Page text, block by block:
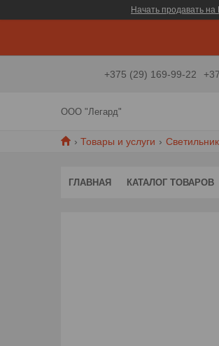
Начать продавать на
+375 (29) 169-99-22
ООО "Легард"
Товары и услуги
ГЛАВНАЯ КАТАЛОГ ТОВАРОВ